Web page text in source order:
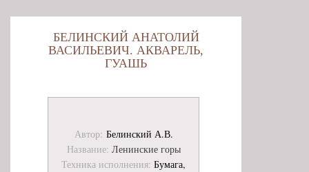
БЕЛИНСКИЙ АНАТОЛИЙ
ВАСИЛЬЕВИЧ. АКВАРЕЛЬ,
ГУАШЬ
Автор: Белинский А.В.
Название: Ленинские горы
Техника исполнения: Бумага,